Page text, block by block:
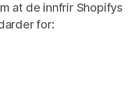
at de innfrir Shopifys
for: